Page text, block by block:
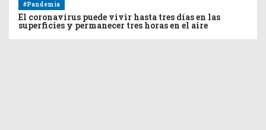
#Pandemia
El coronavirus puede vivir hasta tres días en las
superficies y permanecer tres horas en el aire